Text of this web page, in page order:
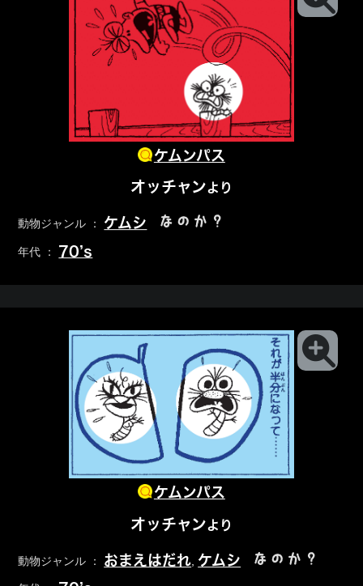
ケムンパス
オッチャンより
動物ジャンル ： ケムシ なのか？
年代 ： 70’s
ケムンパス
オッチャンより
動物ジャンル ： おまえはだれ ケムシ なのか？